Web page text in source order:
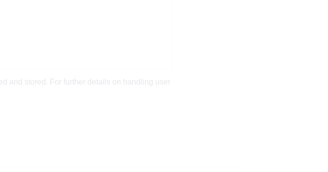
and stored. For further details on handling user